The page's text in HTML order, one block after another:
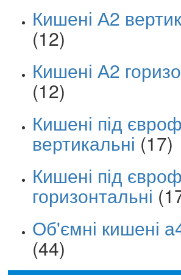
Кишені А2
(12)
Кишені А2
(12)
Кишені під
вертикальні (17)
Кишені під
горизонтальні
Об'ємні кишені
(44)